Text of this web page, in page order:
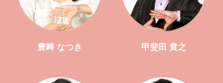
豊﨑 なつき 甲斐田 貴之